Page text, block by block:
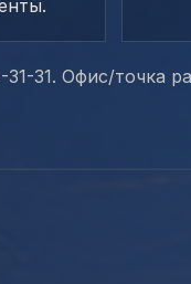
31-31. Офис/точка